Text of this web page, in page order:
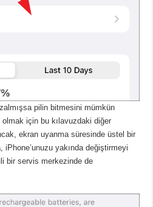
pilin bitmesini mümkün
olmak için bu kılavuzdaki diğer
ekran uyanma süresinde üstel bir
iPhone’unuzu yakında değiştirmeyi
bir servis merkezinde de